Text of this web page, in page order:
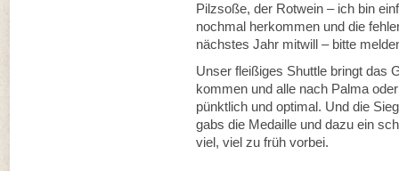
Pilzsoße, der Rotwein – ich bin
nochmal herkommen und die
nächstes Jahr mitwill – bitte
Unser fleißiges Shuttle bringt das
kommen und alle nach Palma
pünktlich und optimal. Und die
gabs die Medaille und dazu ein
viel, viel zu früh vorbei.